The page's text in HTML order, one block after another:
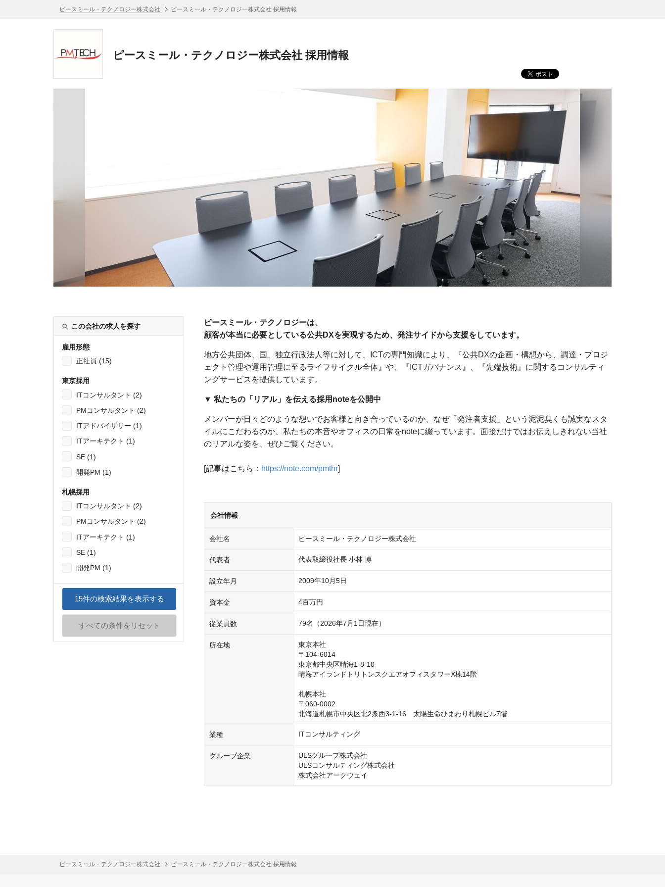
ピースミール・テクノロジー株式会社 ピースミール・テクノロジー株式会社 採用情報
ピースミール・テクノロジー株式会社 採用情報
この会社の求人を探す
雇用形態
正社員 (15)
東京採用
ITコンサルタント (2)
PMコンサルタント (2)
ITアドバイザリー (1)
ITアーキテクト (1)
SE (1)
開発PM (1)
札幌採用
ITコンサルタント (2)
PMコンサルタント (2)
ITアーキテクト (1)
SE (1)
開発PM (1)
15件の検索結果を表示する
すべての条件をリセット
ピースミール・テクノロジーは、
顧客が本当に必要としている公共DXを実現するため、発注サイドから支援をしています。
地方公共団体、国、独立行政法人等に対して、ICTの専門知識により、『公共DXの企画・構想から、調達・プロジ
ェクト管理や運用管理に至るライフサイクル全体』や、『ICTガバナンス』、『先端技術』に関するコンサルティ
ングサービスを提供しています。
▼ 私たちの「リアル」を伝える採用noteを公開中
メンバーが日々どのような想いでお客様と向き合っているのか、なぜ「発注者支援」という泥泥臭くも誠実なスタ
イルにこだわるのか、私たちの本音やオフィスの日常をnoteに綴っています。面接だけではお伝えしきれない当社
のリアルな姿を、ぜひご覧ください。
[記事はこちら： https://note.com/pmthr]
会社情報
会社名 ピースミール・テクノロジー株式会社
代表者 代表取締役社長 小林 博
設立年月 2009年10月5日
資本金 4百万円
従業員数 79名（2026年7月1日現在）
所在地
東京本社
〒104-6014
東京都中央区晴海1-8-10
晴海アイランドトリトンスクエアオフィスタワーX棟14階
札幌本社
〒060-0002
北海道札幌市中央区北2条西3-1-16　太陽生命ひまわり札幌ビル7階
業種 ITコンサルティング
グループ企業
ULSグループ株式会社
ULSコンサルティング株式会社
株式会社アークウェイ
ピースミール・テクノロジー株式会社 ピースミール・テクノロジー株式会社 採用情報